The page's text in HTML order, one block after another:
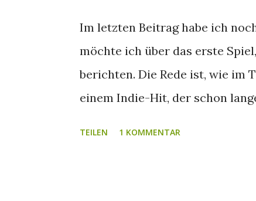
Im letzten Beitrag habe ich
möchte ich über das erste
berichten. Die Rede ist, wie im
einem Indie-Hit, der schon
TEILEN 1 KOMMENTAR